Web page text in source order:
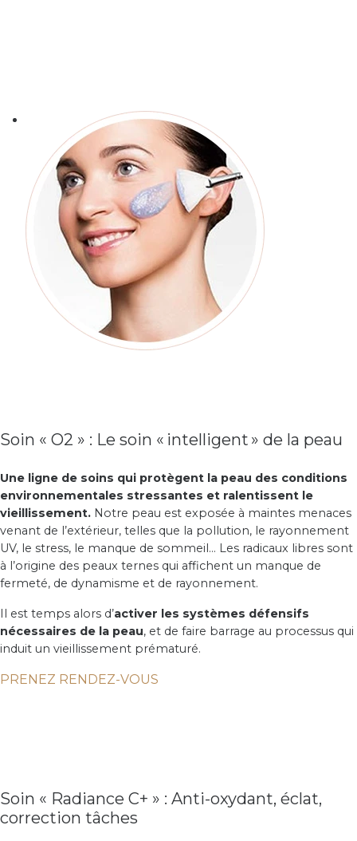
Soin « O2 » : Le soin « intelligent » de la peau
Une ligne de soins qui protègent la peau des conditions
environnementales stressantes et ralentissent le
vieillissement. Notre peau est exposée à maintes menaces
venant de l’extérieur, telles que la pollution, le rayonnement
UV, le stress, le manque de sommeil... Les radicaux libres sont
à l’origine des peaux ternes qui affichent un manque de
fermeté, de dynamisme et de rayonnement.
Il est temps alors d’activer les systèmes défensifs
nécessaires de la peau, et de faire barrage au processus qui
induit un vieillissement prématuré.
PRENEZ RENDEZ-VOUS
Soin « Radiance C+ » : Anti-oxydant, éclat,
correction tâches